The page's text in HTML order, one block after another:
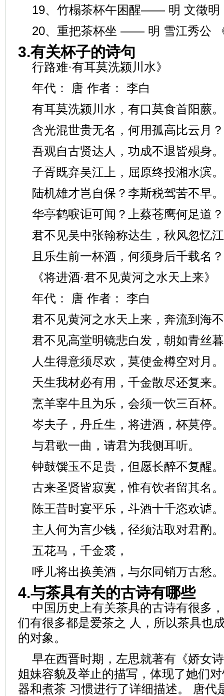
19、竹榻茶杯午困醒—— 明 文徵明
20、重把茶杯坐 —— 明 雪江秀公
3.有关杯子的诗句
行路难·有耳莫洗颍川水》
年代： 唐 作者： 李白
有耳莫洗颍川水，有口莫食首阳蕨。
含光混世贵无名，何用孤高比云月？
吾观自古贤达人，功成不退皆殒身。
子胥既弃吴江上，屈原终投湘水滨。
陆机雄才岂自保？李斯税驾苦不早。
华亭鹤唳讵可闻？上蔡苍鹰何足道？
君不见吴中张翰称达生，秋风忽忆
且乐生前一杯酒，何须身后千载名？
《将进酒·君不见黄河之水天上来》
年代： 唐 作者： 李白
君不见黄河之水天上来，奔流到海
君不见高堂明镜悲白发，朝如青丝
人生得意须尽欢，莫使金樽空对月。
天生我材必有用，千金散尽还复来。
烹羊宰牛且为乐，会须一饮三百杯。
岑夫子，丹丘生，将进酒，杯莫停。
与君歌一曲，请君为我侧耳听。
钟鼓馔玉不足贵，但愿长醉不复醒。
古来圣贤皆寂寞，惟有饮者留其名。
陈王昔时宴平乐，斗酒十千恣欢谑。
主人何为言少钱，径须沽取对君酌。
五花马，千金裘，
呼儿将出换美酒，与尔同销万古愁。
4.与茶具有关的古诗有哪些
中国历史上有关茶具的古诗有很多
们有很多都是爱茶之 人，所以茶具也
的对象。
早在西晋时期，左思就著有《娇女
姐妹容貌及举止的描写，体现了她们
器和煮茶 习惯进行了详细描述。 唐代